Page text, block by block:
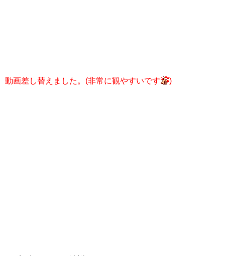
動画差し替えました。(非常に観やすいです )